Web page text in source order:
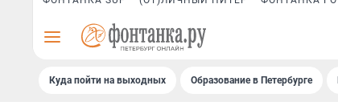
Куда пойти на выходных Образование в Петербурге